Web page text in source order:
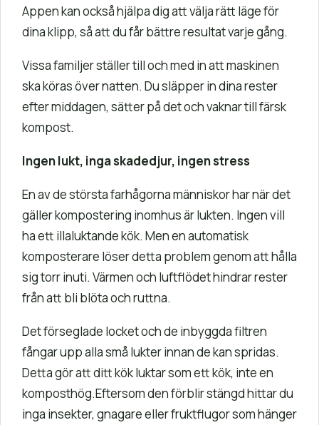
Appen kan också hjälpa dig att välja rätt läge för
dina klipp, så att du får bättre resultat varje gång.
Vissa familjer ställer till och med in att maskinen
ska köras över natten. Du släpper in dina rester
efter middagen, sätter på det och vaknar till färsk
kompost.
Ingen lukt, inga skadedjur, ingen stress
En av de största farhågorna människor har när det
gäller kompostering inomhus är lukten. Ingen vill
ha ett illaluktande kök. Men en automatisk
komposterare löser detta problem genom att hålla
sig torr inuti. Värmen och luftflödet hindrar rester
från att bli blöta och ruttna.
Det förseglade locket och de inbyggda filtren
fångar upp alla små lukter innan de kan spridas.
Detta gör att ditt kök luktar som ett kök, inte en
komposthög.Eftersom den förblir stängd hittar du
inga insekter, gnagare eller fruktflugor som hänger